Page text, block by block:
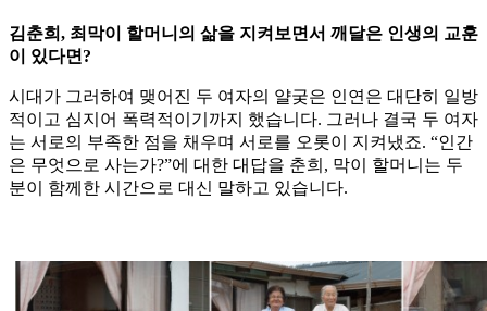
김춘희, 최막이 할머니의 삶을 지켜보면서 깨달은 인생의 교훈
이 있다면?
시대가 그러하여 맺어진 두 여자의 얄궂은 인연은 대단히 일방
적이고 심지어 폭력적이기까지 했습니다. 그러나 결국 두 여자
는 서로의 부족한 점을 채우며 서로를 오롯이 지켜냈죠. “인간
은 무엇으로 사는가?”에 대한 대답을 춘희, 막이 할머니는 두
분이 함께한 시간으로 대신 말하고 있습니다.